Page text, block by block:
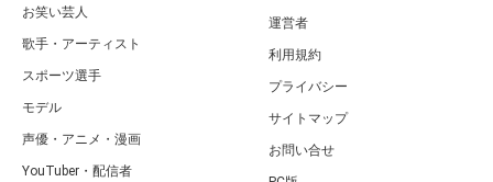
お笑い芸人
歌手・アーティスト
スポーツ選手
モデル
声優・アニメ・漫画
YouTuber・配信者
運営者
利用規約
プライバシー
サイトマップ
お問い合せ